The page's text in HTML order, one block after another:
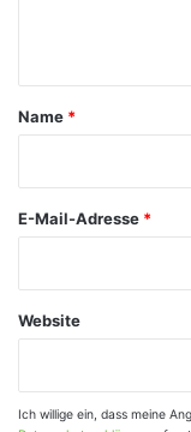
a
Name *
E-Mail-Adresse *
Website
Ich willige ein, dass meine